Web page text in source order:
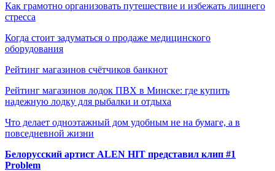
Как грамотно организовать путешествие и избежать лишнего
стресса
Когда стоит задуматься о продаже медицинского
оборудования
Рейтинг магазинов счётчиков банкнот
Рейтинг магазинов лодок ПВХ в Минске: где купить
надежную лодку для рыбалки и отдыха
Что делает одноэтажный дом удобным не на бумаге, а в
повседневной жизни
Белорусский артист ALEN HIT представил клип #1
Problem